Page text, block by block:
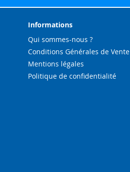
Informations
Qui sommes-nous ?
Conditions Générales de Vente
Mentions légales
Politique de confidentialité